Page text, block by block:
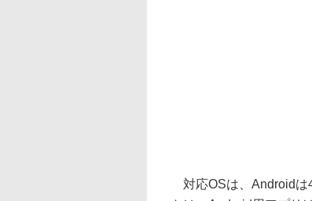
対応OSは、Androidは